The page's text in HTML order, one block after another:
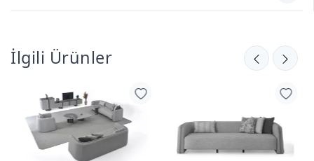
İlgili Ürünler